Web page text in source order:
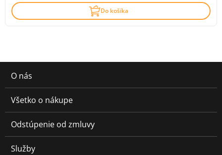
Do košíka
O nás
Všetko o nákupe
Odstúpenie od zmluvy
Služby